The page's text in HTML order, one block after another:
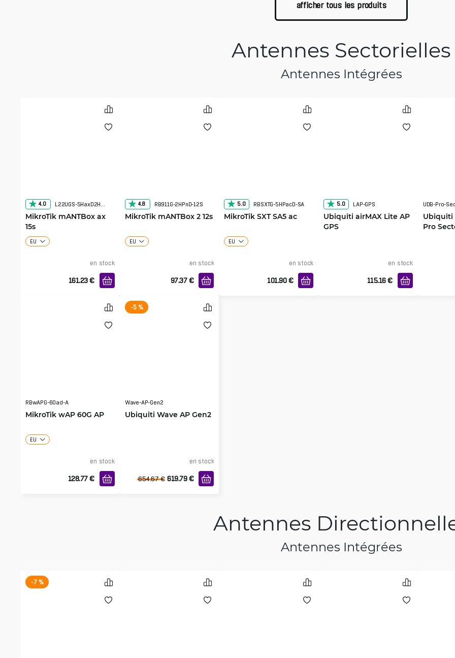
afficher tous les produits
Antennes Sectorielles
Antennes Intégrées
4.0 L22UGS-5HaxD2HaxD-15S
MikroTik mANTBox ax
15s
EU
en stock
161.23 €
4.8 RB911G-2HPnD-12S
MikroTik mANTBox 2 12s
EU
en stock
97.37 €
5.0 RBSXTG-5HPacD-SA
MikroTik SXT SA5 ac
EU
en stock
101.90 €
5.0 LAP-GPS
Ubiquiti airMAX Lite AP
GPS
en stock
115.16 €
UDB-Pro-
Ubiquiti
Pro
RBwAPG-60ad-A
MikroTik wAP 60G AP
EU
en stock
128.77 €
-5 %
Wave-AP-Gen2
Ubiquiti Wave AP Gen2
en stock
654.67 € 619.79 €
Antennes
Antennes Intégrées
-7 %